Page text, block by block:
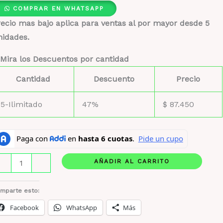
COMPRAR EN WHATSAPP
mas bajo aplica para ventas al por mayor desde 5
los Descuentos por cantidad
Cantidad Descuento Precio
5-Ilimitado 47% $ 87.450
AÑADIR AL CARRITO
esto:
Facebook WhatsApp Más